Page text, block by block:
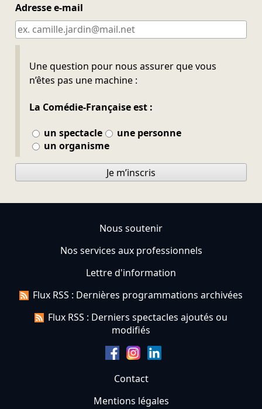
Adresse e-mail
Une question pour nous assurer que vous
n’êtes pas une machine :
La Comédie-Française est :
un spectacle
une personne
un organisme
Ne pas remplir
Je m’inscris
Nous soutenir
Nos services aux professionnels
Lettre d'information
Flux RSS : Dernières programmations archivées
Flux RSS : Derniers spectacles ajoutés ou
modifiés
Contact
Mentions légales